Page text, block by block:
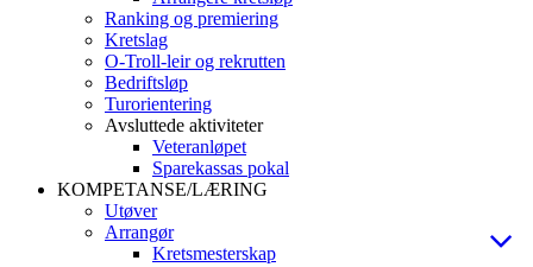
Ranking og premiering
Kretslag
O-Troll-leir og rekrutten
Bedriftsløp
Turorientering
Avsluttede aktiviteter
Veteranløpet
Sparekassas pokal
KOMPETANSE/LÆRING
Utøver
Arrangør
Kretsmesterskap